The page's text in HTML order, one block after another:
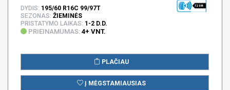
72 DB
DYDIS: 195/60 R16C 99/97T
SEZONAS: ŽIEMINĖS
PRISTATYMO LAIKAS: 1-2 D.D.
PRIEINAMUMAS: 4+ VNT.
PLAČIAU
Į MĖGSTAMIAUSIAS